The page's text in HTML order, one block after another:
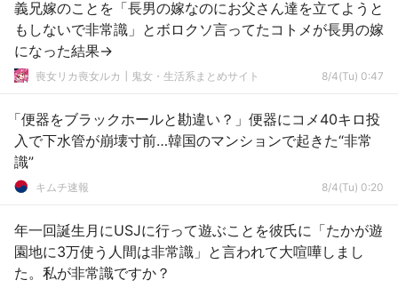
義兄嫁のことを「長男の嫁なのにお父さん達を立てようと
もしないで非常識」とボロクソ言ってたコトメが長男の嫁
になった結果→
喪女リカ喪女ルカ┃鬼女・生活系まとめサイト 8/4(Tu) 0:47
「便器をブラックホールと勘違い？」便器にコメ40キロ投
入で下水管が崩壊寸前…韓国のマンションで起きた“非常
識”
キムチ速報 8/4(Tu) 0:20
年一回誕生月にUSJに行って遊ぶことを彼氏に「たかが遊
園地に3万使う人間は非常識」と言われて大喧嘩しまし
た。私が非常識ですか？